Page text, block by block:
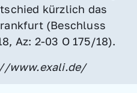
kürzlich das
(Beschluss
Az: 2-03 O 175/18).
www.exali.de/